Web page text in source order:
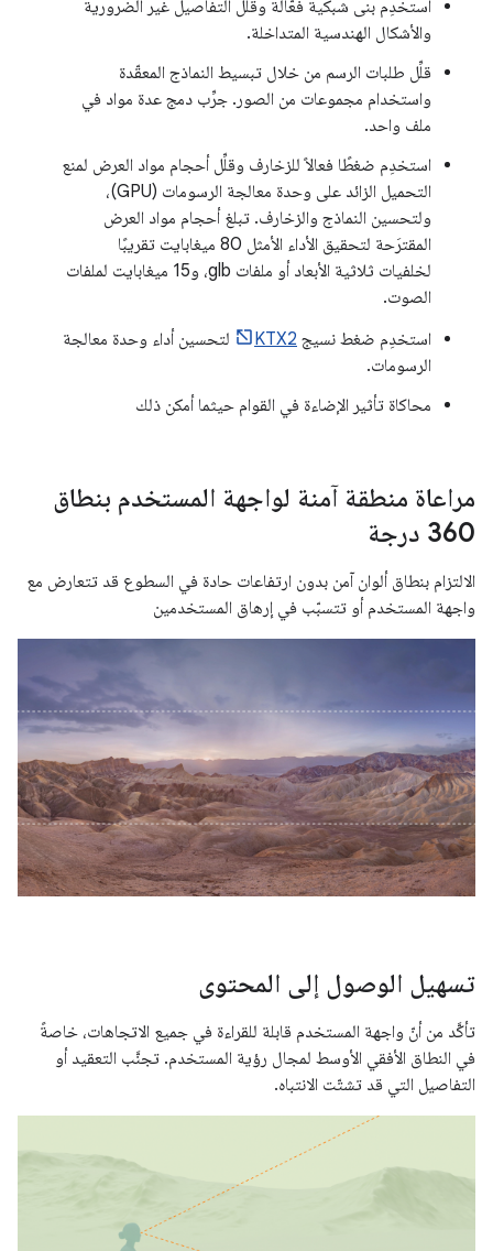
استخدِم بنى شبكية فعّالة وقلِّل التفاصيل غير الضرورية
والأشكال الهندسية المتداخلة.
قلِّل طلبات الرسم من خلال تبسيط النماذج المعقّدة
واستخدام مجموعات من الصور. جرِّب دمج عدة مواد في
ملف واحد.
استخدِم ضغطًا فعالاً للزخارف وقلِّل أحجام مواد العرض لمنع
التحميل الزائد على وحدة معالجة الرسومات (GPU)،
ولتحسين النماذج والزخارف. تبلغ أحجام مواد العرض
المقترَحة لتحقيق الأداء الأمثل 80 ميغابايت تقريبًا
لخلفيات ثلاثية الأبعاد أو ملفات glb، و15 ميغابايت لملفات
الصوت.
استخدِم ضغط نسيج KTX2
لتحسين أداء وحدة معالجة
الرسومات.
محاكاة تأثير الإضاءة في القوام حيثما أمكن ذلك
مراعاة منطقة آمنة لواجهة المستخدم بنطاق
360 درجة
الالتزام بنطاق ألوان آمن بدون ارتفاعات حادة في السطوع قد تتعارض مع
واجهة المستخدم أو تتسبّب في إرهاق المستخدمين
تسهيل الوصول إلى المحتوى
تأكَّد من أنّ واجهة المستخدم قابلة للقراءة في جميع الاتجاهات، خاصةً
في النطاق الأفقي الأوسط لمجال رؤية المستخدم. تجنَّب التعقيد أو
التفاصيل التي قد تشتّت الانتباه.